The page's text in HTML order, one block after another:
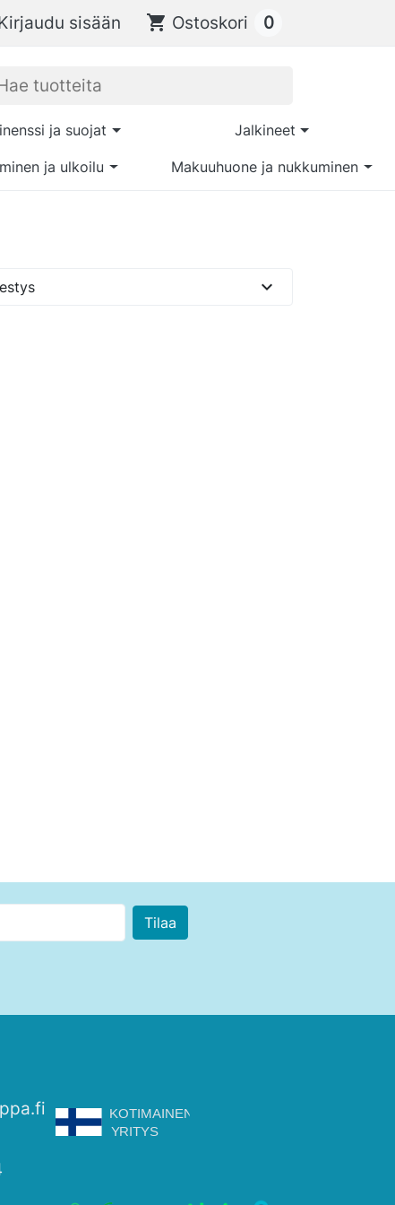
sisään shopping_cart Ostoskori 0
ja suojat Jalkineet
ja ulkoilu Makuuhuone ja nukkuminen
expand_more